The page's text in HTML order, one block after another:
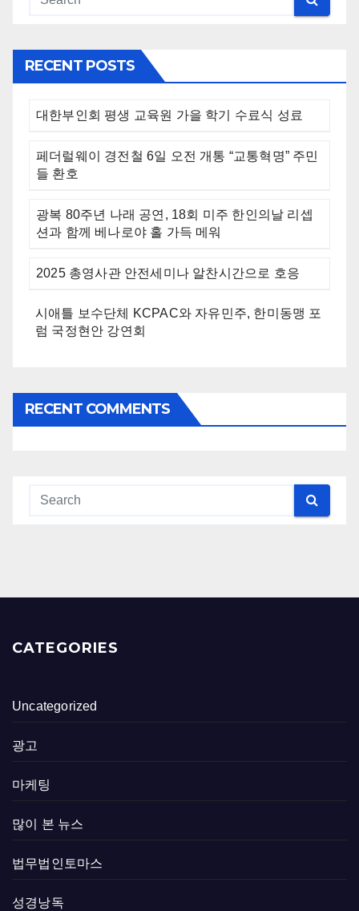
RECENT POSTS
대한부인회 평생 교육원 가을 학기 수료식 성료
페더럴웨이 경전철 6일 오전 개통 “교통혁명” 주민
들 환호
광복 80주년 나래 공연, 18회 미주 한인의날 리셉
션과 함께 베나로야 홀 가득 메워
2025 총영사관 안전세미나 알찬시간으로 호응
시애틀 보수단체 KCPAC와 자유민주, 한미동맹 포
럼 국정현안 강연회
RECENT COMMENTS
CATEGORIES
Uncategorized
광고
마케팅
많이 본 뉴스
법무법인토마스
성경낭독